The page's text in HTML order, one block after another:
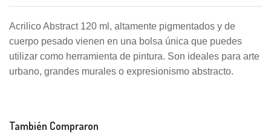
Acrilico Abstract 120 ml, altamente pigmentados y de
cuerpo pesado vienen en una bolsa única que puedes
utilizar como herramienta de pintura. Son ideales para arte
urbano, grandes murales o expresionismo abstracto.
También Compraron